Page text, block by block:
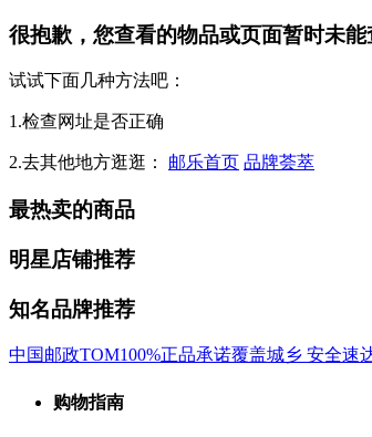
很抱歉，您查看的物品或页面暂时未能
试试下面几种方法吧：
1.检查网址是否正确
2.去其他地方逛逛： 邮乐首页 品牌荟萃
最热卖的商品
明星店铺推荐
知名品牌推荐
中国邮政TOM100%正品承诺覆盖城乡 安全速
购物指南